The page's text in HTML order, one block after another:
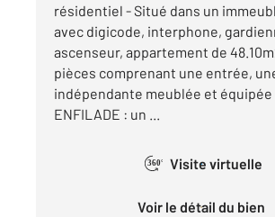
résidentiel - Situé dans un
avec digicode, interphone,
ascenseur, appartement de
pièces comprenant une entrée,
indépendante meublée et équipée
ENFILADE : un ...
360° Visite virtuelle
Voir le détail du bien